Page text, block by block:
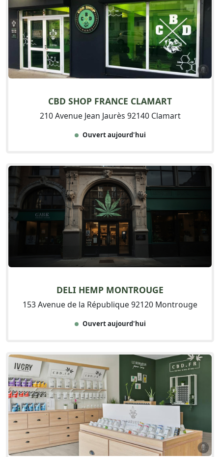
CBD SHOP FRANCE CLAMART
210 Avenue Jean Jaurès 92140 Clamart
Ouvert aujourd'hui
DELI HEMP MONTROUGE
153 Avenue de la République 92120 Montrouge
Ouvert aujourd'hui